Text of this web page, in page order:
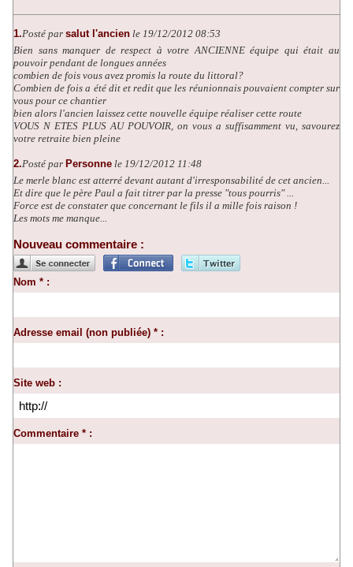
1.Posté par salut l'ancien le 19/12/2012 08:53
Bien sans manquer de respect à votre ANCIENNE équipe qui était au
pouvoir pendant de longues années
combien de fois vous avez promis la route du littoral?
Combien de fois a été dit et redit que les réunionnais pouvaient compter sur
vous pour ce chantier
bien alors l'ancien laissez cette nouvelle équipe réaliser cette route
VOUS N ETES PLUS AU POUVOIR, on vous a suffisamment vu, savourez
votre retraite bien pleine
2.Posté par Personne le 19/12/2012 11:48
Le merle blanc est atterré devant autant d'irresponsabilité de cet ancien...
Et dire que le père Paul a fait titrer par la presse "tous pourris" ...
Force est de constater que concernant le fils il a mille fois raison !
Les mots me manque...
Nouveau commentaire :
Nom * :
Adresse email (non publiée) * :
Site web :
Commentaire * :